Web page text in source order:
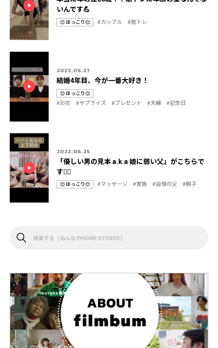
いんです💪
カ😌 ほっこり😌
タ
#カップル #筋トレ
2022.06.27
結婚4年目、今が一番大好き！
カ
😌 ほっこり😌
タ
#お花 #サプライズ #プレゼント #夫婦 #記念日
2022.06.25
「優しい男の見本 a.k.a 娘に弱い父」がこちらで
す💁‍♀️
カ😌 ほっこり😌
タ
#マッサージ #家族 #自慢の父 #親子